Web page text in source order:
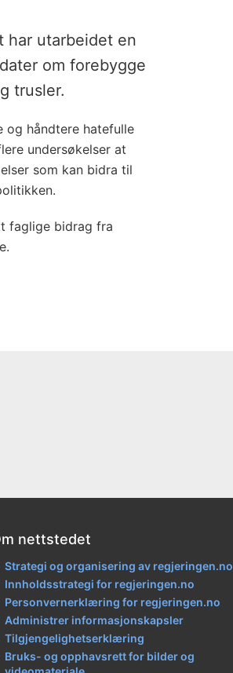
har utarbeidet en
om forebygge
trusler.
og håndtere hatefulle
undersøkelser at
som kan bidra til
faglige bidrag fra
nettstedet
Strategi og organisering av regjeringen.no
Innholdsstrategi for regjeringen.no
Personvernerklæring for regjeringen.no
Administrer informasjonskapsler
Tilgjengelighetserklæring
Bruks- og opphavsrett for bilder og